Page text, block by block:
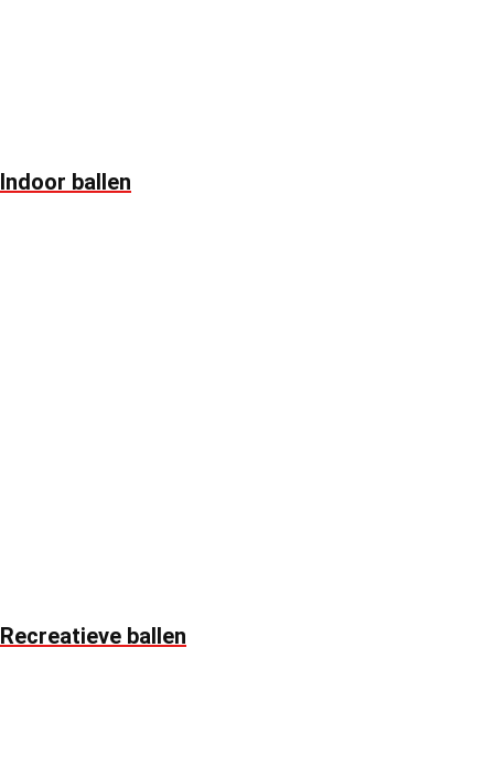
Indoor ballen
Recreatieve ballen